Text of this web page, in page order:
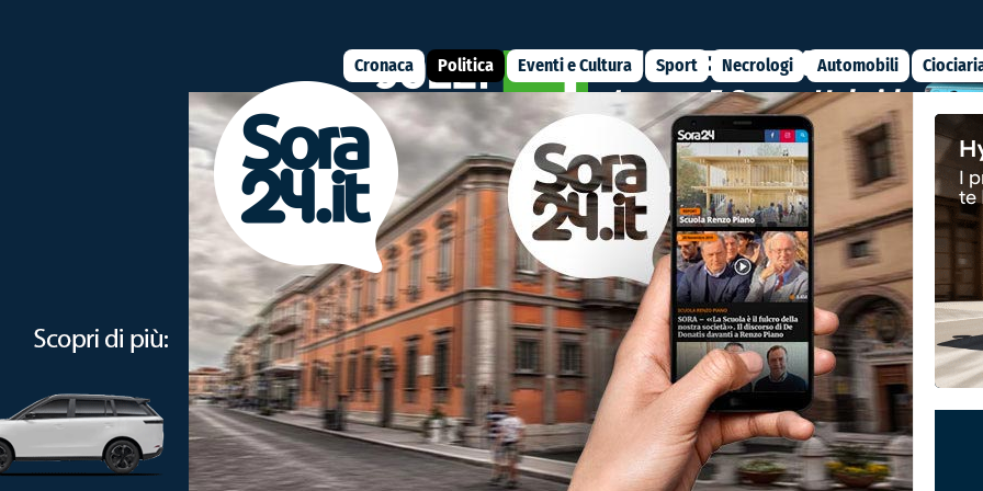
Cronaca Politica Eventi e Cultura Sport Necrologi Automobili